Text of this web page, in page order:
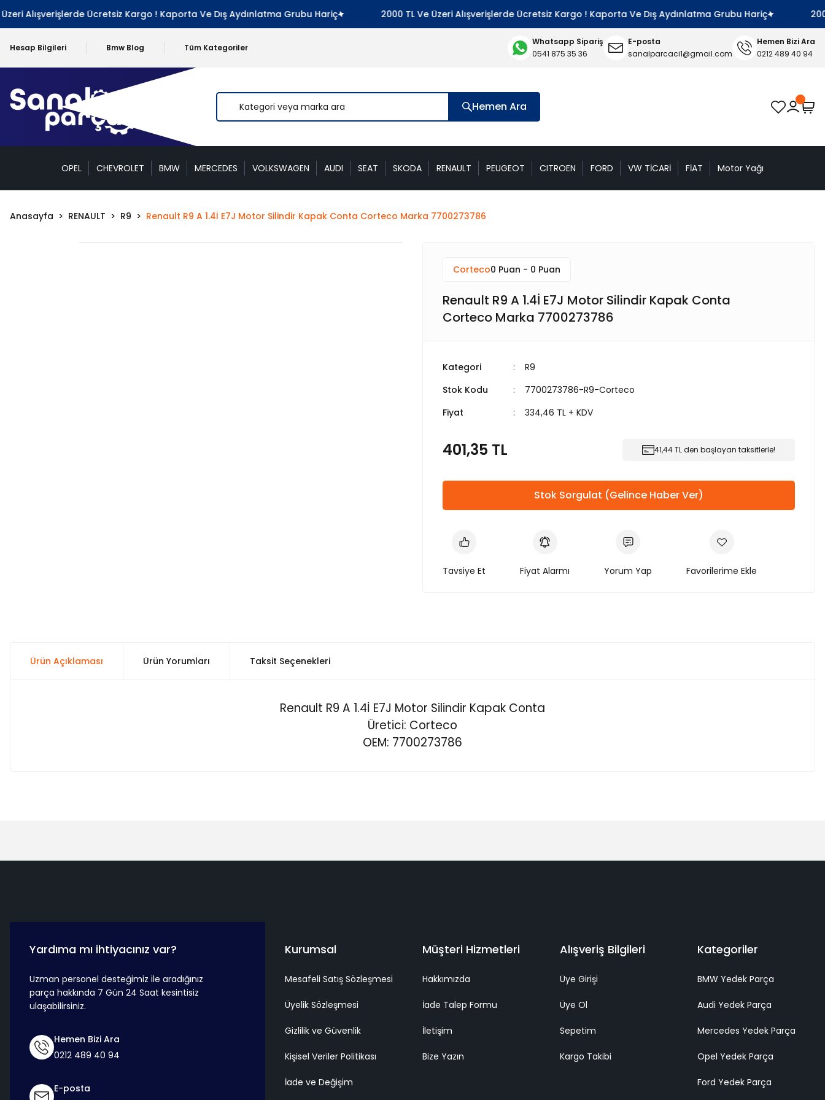
Alışverişlerde Ücretsiz Kargo ! Kaporta Ve Dış Aydınlatma Grubu Hariç 2000 TL Ve Üzeri Alışverişlerde Ücretsiz Kargo ! Kaporta Ve Dış Aydınlatma Grubu Hariç 2000
Hesap Bilgileri Bmw Blog Tüm Kategoriler
Whatsapp Sipariş
0541 875 35 36
E-posta
sanalparcaci1@gmail.com
Hemen Bizi Ara
0212 489 40 94
Hemen Ara
OPEL CHEVROLET BMW MERCEDES VOLKSWAGEN AUDI SEAT SKODA RENAULT PEUGEOT CITROEN FORD VW TİCARİ FİAT Motor Yağı
Anasayfa RENAULT R9 Renault R9 A 1.4İ E7J Motor Silindir Kapak Conta Corteco Marka 7700273786
Corteco0 Puan - 0 Puan
Renault R9 A 1.4İ E7J Motor Silindir Kapak Conta
Corteco Marka 7700273786
Kategori
R9
Stok Kodu
7700273786-R9-Corteco
Fiyat
334,46 TL + KDV
401,35 TL 41,44 TL den başlayan taksitlerle!
Stok Sorgulat (Gelince Haber Ver)
Tavsiye Et Fiyat Alarmı Yorum Yap
Ürün Açıklaması Ürün Yorumları Taksit Seçenekleri
Renault R9 A 1.4İ E7J Motor Silindir Kapak Conta
Üretici: Corteco
OEM: 7700273786
Yardıma mı ihtiyacınız var?
Uzman personel desteğimiz ile aradığınız
parça hakkında 7 Gün 24 Saat kesintisiz
ulaşabilirsiniz.
Hemen Bizi Ara
0212 489 40 94
E-posta
Kurumsal
Mesafeli Satış Sözleşmesi
Üyelik Sözleşmesi
Gizlilik ve Güvenlik
Kişisel Veriler Politikası
İade ve Değişim
Müşteri Hizmetleri
Hakkımızda
İade Talep Formu
İletişim
Bize Yazın
Alışveriş Bilgileri
Üye Girişi
Üye Ol
Sepetim
Kargo Takibi
Kategoriler
BMW Yedek Parça
Audi Yedek Parça
Mercedes Yedek Parça
Opel Yedek Parça
Ford Yedek Parça